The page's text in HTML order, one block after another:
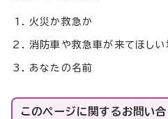
火災か救急か
消防車や救急車が来てほしい
あなたの名前
このページに関するお問い